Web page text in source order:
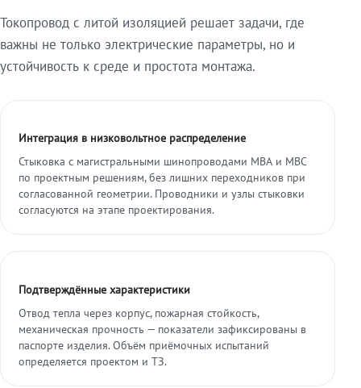
Токопровод с литой изоляцией решает задачи, где
важны не только электрические параметры, но и
устойчивость к среде и простота монтажа.
Интеграция в низковольтное распределение
Стыковка с магистральными шинопроводами МВА и МВС
по проектным решениям, без лишних переходников при
согласованной геометрии. Проводники и узлы стыковки
согласуются на этапе проектирования.
Подтверждённые характеристики
Отвод тепла через корпус, пожарная стойкость,
механическая прочность — показатели зафиксированы в
паспорте изделия. Объём приёмочных испытаний
определяется проектом и ТЗ.